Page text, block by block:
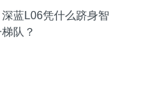
蓝L06凭什么跻身智
队？